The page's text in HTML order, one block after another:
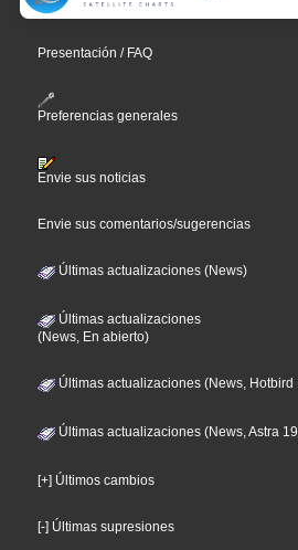
Presentación / FAQ
Preferencias generales
Envie sus noticias
Envie sus comentarios/sugerencias
Últimas actualizaciones (News)
Últimas actualizaciones
(News, En abierto)
Últimas actualizaciones (News, Hotbird
Últimas actualizaciones (News, Astra
[+] Últimos cambios
[-] Últimas supresiones